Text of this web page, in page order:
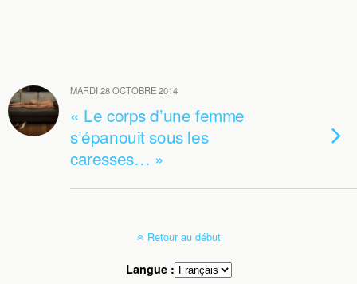
MARDI 28 OCTOBRE 2014
« Le corps d’une femme
s’épanouit sous les
caresses… »
Retour au début
Langue :